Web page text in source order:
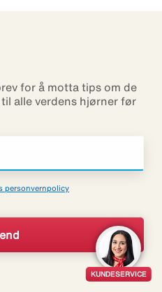
for å motta tips om de
alle verdens hjørner før
personvernpolicy
KUNDESERVICE